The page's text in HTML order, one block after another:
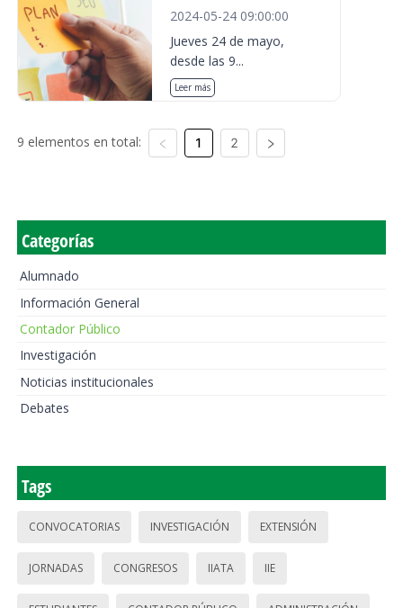
2024-05-24 09:00:00
Jueves 24 de mayo,
desde las 9...
Leer más
9 elementos en total: 1 2
Categorías
Alumnado
Información General
Contador Público
Investigación
Noticias institucionales
Debates
Tags
CONVOCATORIAS INVESTIGACIÓN EXTENSIÓN
JORNADAS CONGRESOS IIATA IIE